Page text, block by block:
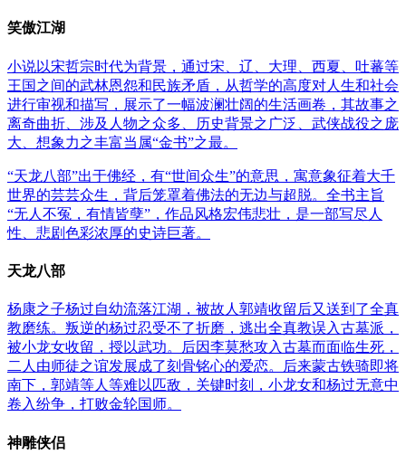
笑傲江湖
小说以宋哲宗时代为背景，通过宋、辽、大理、西夏、吐蕃等
王国之间的武林恩怨和民族矛盾，从哲学的高度对人生和社会
进行审视和描写，展示了一幅波澜壮阔的生活画卷，其故事之
离奇曲折、涉及人物之众多、历史背景之广泛、武侠战役之庞
大、想象力之丰富当属“金书”之最。
“天龙八部”出于佛经，有“世间众生”的意思，寓意象征着大千
世界的芸芸众生，背后笼罩着佛法的无边与超脱。全书主旨
“无人不冤，有情皆孽”，作品风格宏伟悲壮，是一部写尽人
性、悲剧色彩浓厚的史诗巨著。
天龙八部
杨康之子杨过自幼流落江湖，被故人郭靖收留后又送到了全真
教磨练。叛逆的杨过忍受不了折磨，逃出全真教误入古墓派，
被小龙女收留，授以武功。后因李莫愁攻入古墓而面临生死，
二人由师徒之谊发展成了刻骨铭心的爱恋。后来蒙古铁骑即将
南下，郭靖等人等难以匹敌，关键时刻，小龙女和杨过无意中
卷入纷争，打败金轮国师。
神雕侠侣